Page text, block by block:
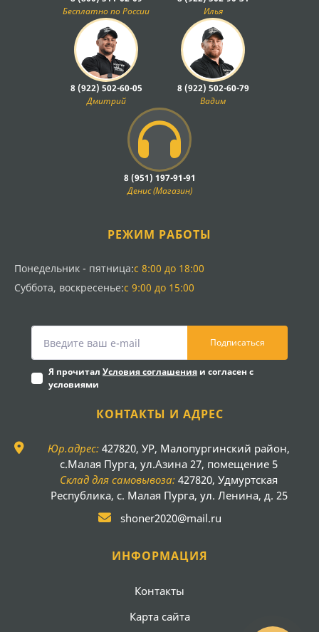
Бесплатно по России
Илья
8 (922) 502-60-05
Дмитрий
8 (922) 502-60-79
Вадим
8 (951) 197-91-91
Денис (Магазин)
РЕЖИМ РАБОТЫ
Понедельник - пятница:с 8:00 до 18:00
Суббота, воскресенье:с 9:00 до 15:00
Подписаться
Я прочитал Условия соглашения и согласен с
условиями
КОНТАКТЫ И АДРЕС
Юр.адрес: 427820, УР, Малопургинский район,
с.Малая Пурга, ул.Азина 27, помещение 5
Склад для самовывоза: 427820, Удмуртская
Республика, с. Малая Пурга, ул. Ленина, д. 25
shoner2020@mail.ru
ИНФОРМАЦИЯ
Контакты
Карта сайта